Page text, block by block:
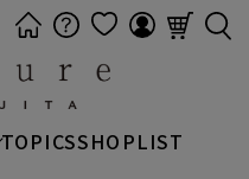
TOPICSSHOPLIST